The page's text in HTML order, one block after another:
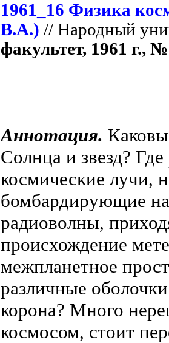
1961_16 Физика
В.А.) // Народный
факультет, 1961 г.,
Аннотация.
Солнца и звезд?
космические лучи,
бомбардирующие
радиоволны,
происхождение
межпланетное
различные
корона? Много
космосом, стоит